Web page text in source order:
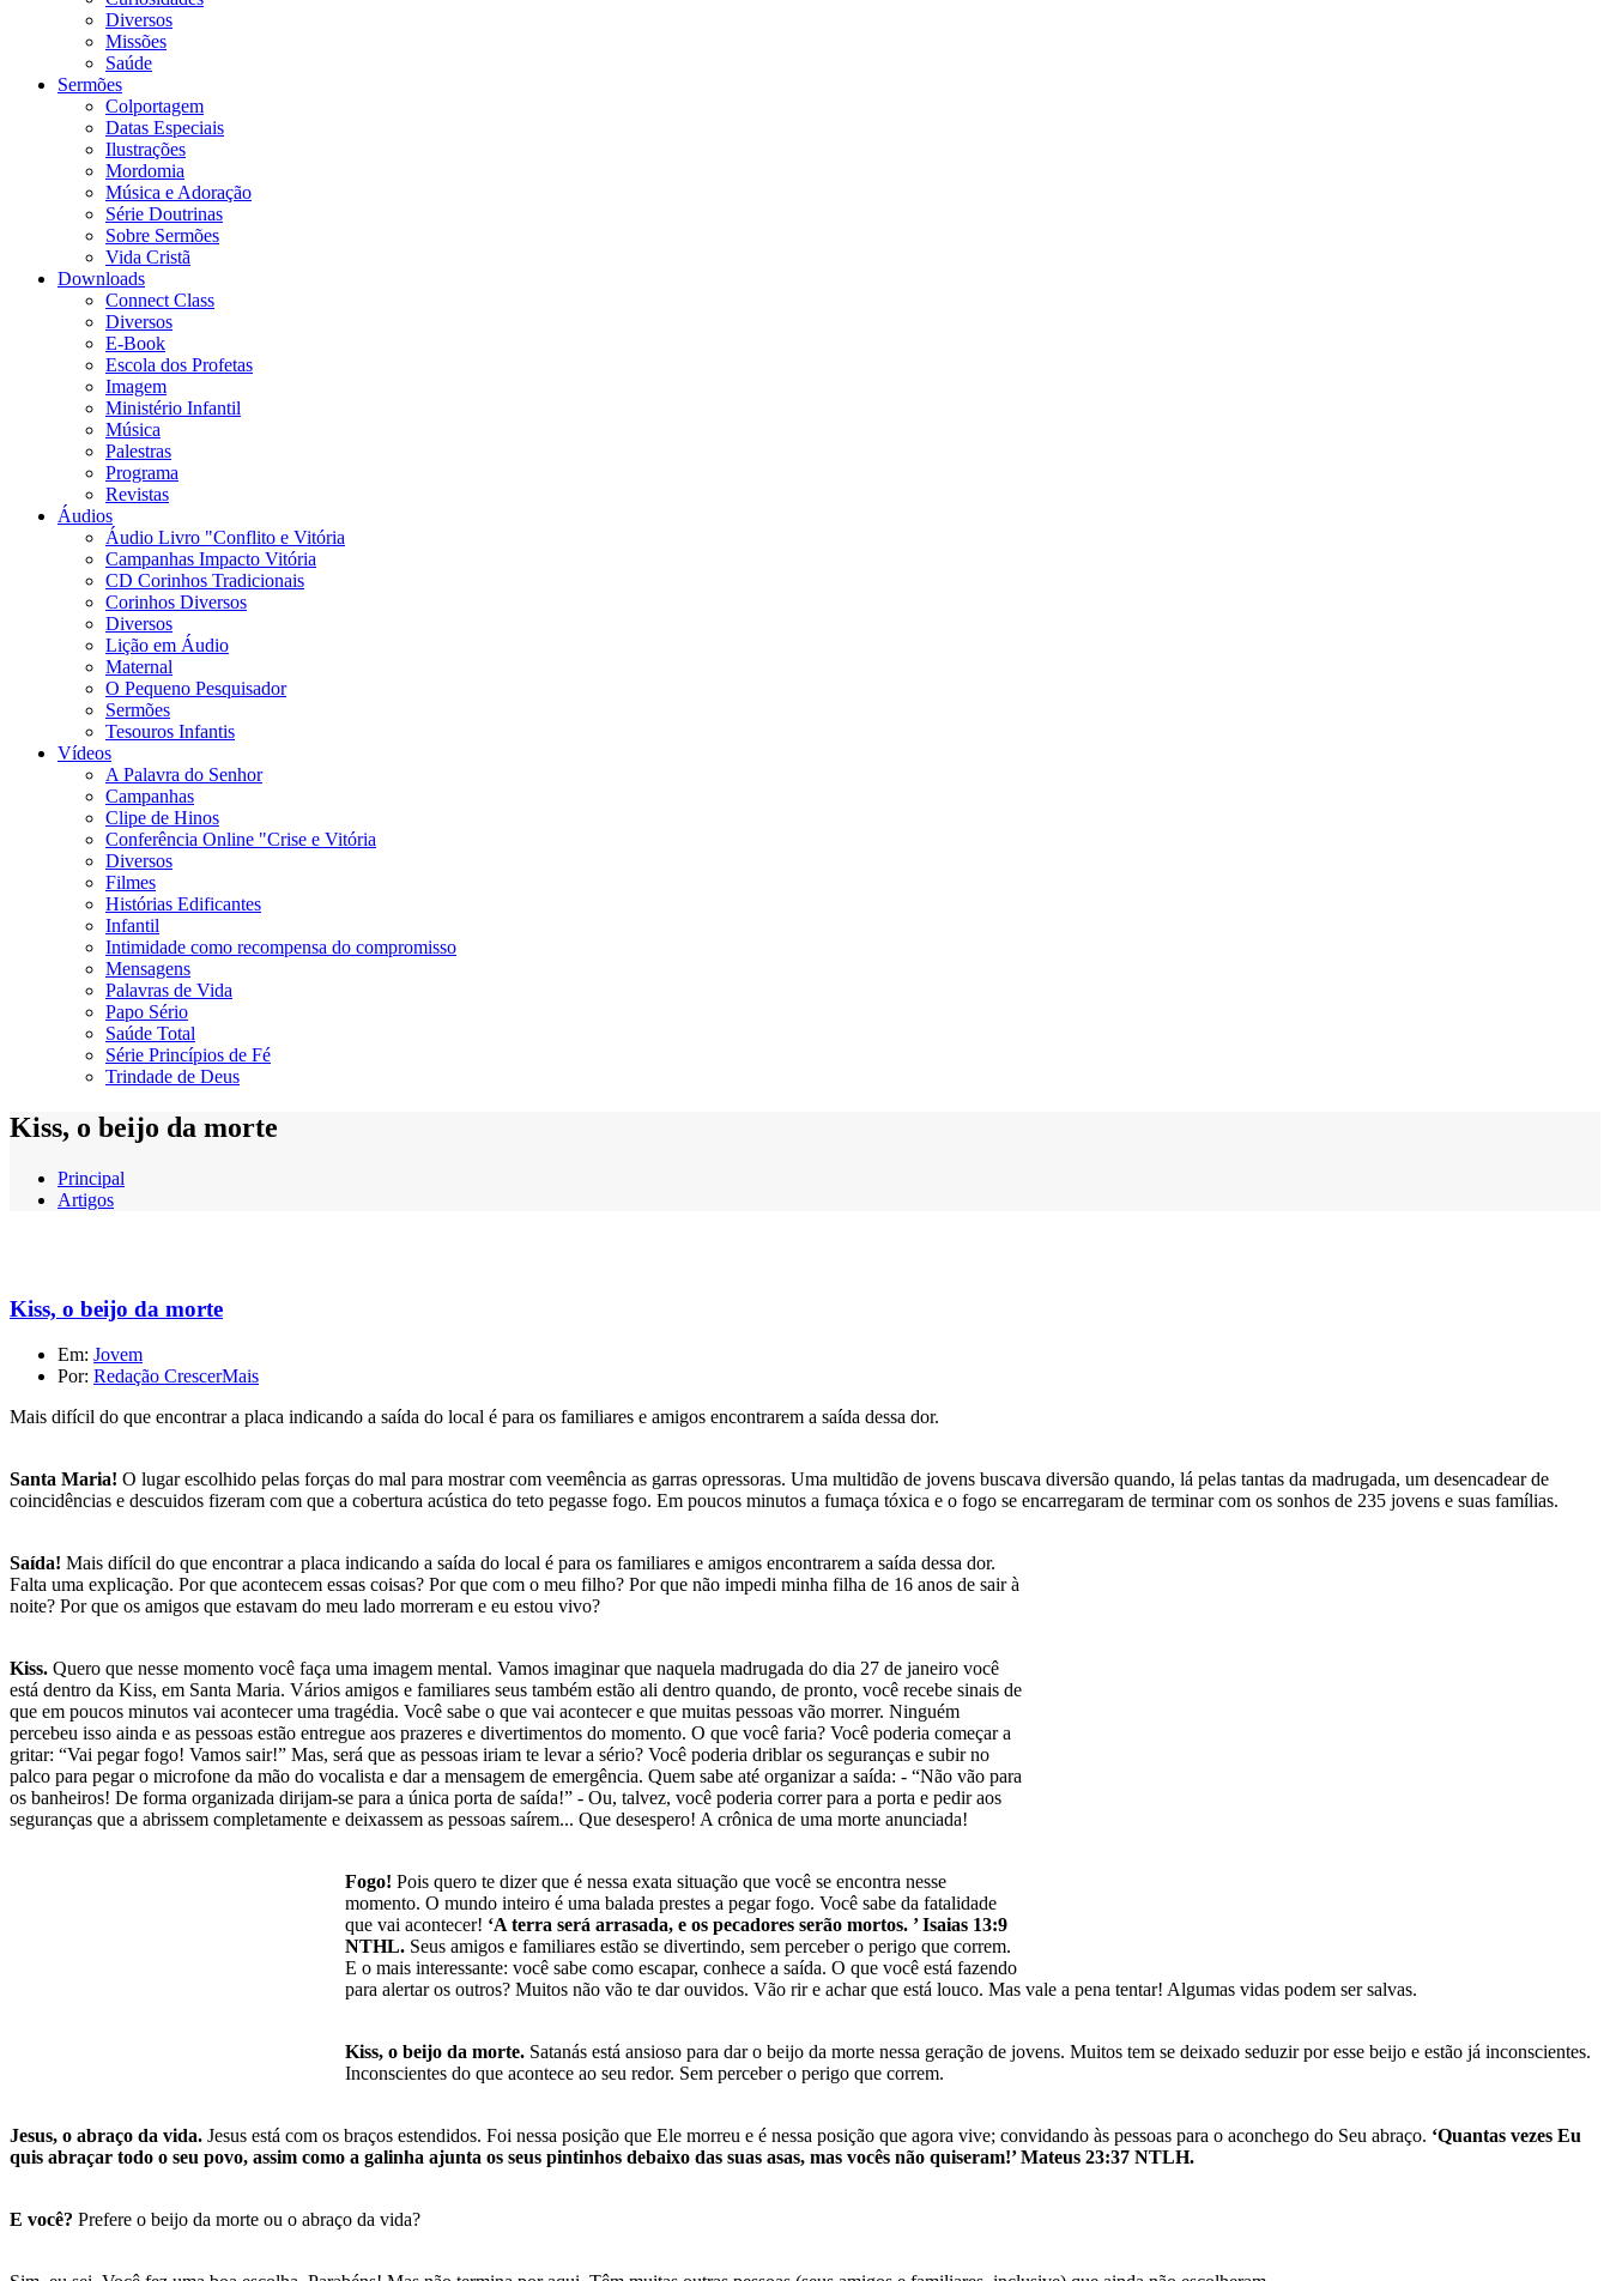
Diversos
Missões
Saúde
Sermões
Colportagem
Datas Especiais
Ilustrações
Mordomia
Música e Adoração
Série Doutrinas
Sobre Sermões
Vida Cristã
Downloads
Connect Class
Diversos
E-Book
Escola dos Profetas
Imagem
Ministério Infantil
Música
Palestras
Programa
Revistas
Áudios
Áudio Livro "Conflito e Vitória
Campanhas Impacto Vitória
CD Corinhos Tradicionais
Corinhos Diversos
Diversos
Lição em Áudio
Maternal
O Pequeno Pesquisador
Sermões
Tesouros Infantis
Vídeos
A Palavra do Senhor
Campanhas
Clipe de Hinos
Conferência Online "Crise e Vitória
Diversos
Filmes
Histórias Edificantes
Infantil
Intimidade como recompensa do compromisso
Mensagens
Palavras de Vida
Papo Sério
Saúde Total
Série Princípios de Fé
Trindade de Deus
Kiss, o beijo da morte
Principal
Artigos
Kiss, o beijo da morte
Em: Jovem
Por: Redação CrescerMais
Mais difícil do que encontrar a placa indicando a saída do local é para os familiares e amigos encontrarem a saída dessa dor.
Santa Maria! O lugar escolhido pelas forças do mal para mostrar com veemência as garras opressoras. Uma multidão de jovens buscava diversão quando, lá pelas tantas da madrugada, um desencadear de
coincidências e descuidos fizeram com que a cobertura acústica do teto pegasse fogo. Em poucos minutos a fumaça tóxica e o fogo se encarregaram de terminar com os sonhos de 235 jovens e suas famílias.
Saída! Mais difícil do que encontrar a placa indicando a saída do local é para os familiares e amigos encontrarem a saída dessa dor.
Falta uma explicação. Por que acontecem essas coisas? Por que com o meu filho? Por que não impedi minha filha de 16 anos de sair à
noite? Por que os amigos que estavam do meu lado morreram e eu estou vivo?
Kiss. Quero que nesse momento você faça uma imagem mental. Vamos imaginar que naquela madrugada do dia 27 de janeiro você
está dentro da Kiss, em Santa Maria. Vários amigos e familiares seus também estão ali dentro quando, de pronto, você recebe sinais de
que em poucos minutos vai acontecer uma tragédia. Você sabe o que vai acontecer e que muitas pessoas vão morrer. Ninguém
percebeu isso ainda e as pessoas estão entregue aos prazeres e divertimentos do momento. O que você faria? Você poderia começar a
gritar: “Vai pegar fogo! Vamos sair!” Mas, será que as pessoas iriam te levar a sério? Você poderia driblar os seguranças e subir no
palco para pegar o microfone da mão do vocalista e dar a mensagem de emergência. Quem sabe até organizar a saída: - “Não vão para
os banheiros! De forma organizada dirijam-se para a única porta de saída!” - Ou, talvez, você poderia correr para a porta e pedir aos
seguranças que a abrissem completamente e deixassem as pessoas saírem... Que desespero! A crônica de uma morte anunciada!
Fogo! Pois quero te dizer que é nessa exata situação que você se encontra nesse
momento. O mundo inteiro é uma balada prestes a pegar fogo. Você sabe da fatalidade
que vai acontecer! ‘A terra será arrasada, e os pecadores serão mortos. ’ Isaias 13:9
NTHL. Seus amigos e familiares estão se divertindo, sem perceber o perigo que correm.
E o mais interessante: você sabe como escapar, conhece a saída. O que você está fazendo
para alertar os outros? Muitos não vão te dar ouvidos. Vão rir e achar que está louco. Mas vale a pena tentar! Algumas vidas podem ser salvas.
Kiss, o beijo da morte. Satanás está ansioso para dar o beijo da morte nessa geração de jovens. Muitos tem se deixado seduzir por esse beijo e estão já inconscientes.
Inconscientes do que acontece ao seu redor. Sem perceber o perigo que correm.
Jesus, o abraço da vida. Jesus está com os braços estendidos. Foi nessa posição que Ele morreu e é nessa posição que agora vive; convidando às pessoas para o aconchego do Seu abraço. ‘Quantas vezes Eu
quis abraçar todo o seu povo, assim como a galinha ajunta os seus pintinhos debaixo das suas asas, mas vocês não quiseram!’ Mateus 23:37 NTLH.
E você? Prefere o beijo da morte ou o abraço da vida?